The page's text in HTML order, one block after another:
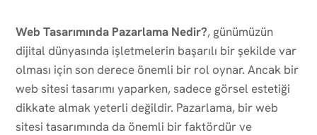
Web Tasarımında Pazarlama Nedir?, günümüzün
dijital dünyasında işletmelerin başarılı bir şekilde var
olması için son derece önemli bir rol oynar. Ancak bir
web sitesi tasarımı yaparken, sadece görsel estetiği
dikkate almak yeterli değildir. Pazarlama, bir web
sitesi tasarımında da önemli bir faktördür ve